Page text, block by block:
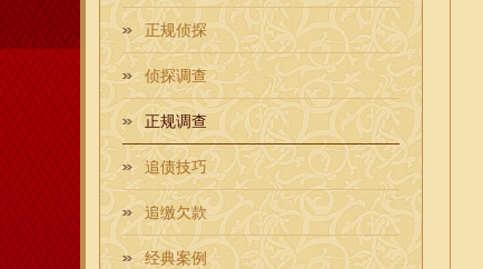
正规侦探
侦探调查
正规调查
追债技巧
追缴欠款
经典案例